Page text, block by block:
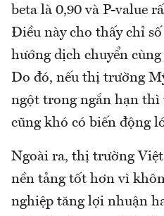
beta là 0,90 và P-value
Điều này cho thấy chỉ
hướng dịch chuyển
Do đó, nếu thị trường
ngột trong ngắn hạn
cũng khó có biến động
Ngoài ra, thị trường
nền tảng tốt hơn vì
nghiệp tăng lợi nhuận